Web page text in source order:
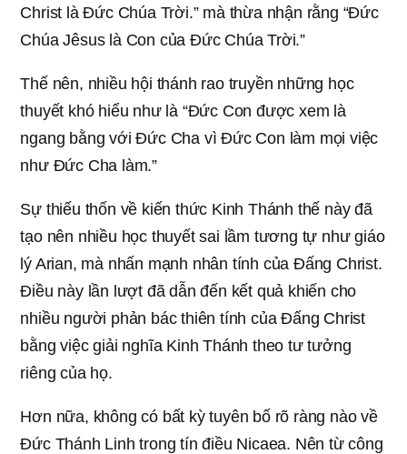
Christ là Đức Chúa Trời.” mà thừa nhận rằng “Đức
Chúa Jêsus là Con của Đức Chúa Trời.”
Thế nên, nhiều hội thánh rao truyền những học
thuyết khó hiểu như là “Đức Con được xem là
ngang bằng với Đức Cha vì Đức Con làm mọi việc
như Đức Cha làm.”
Sự thiếu thốn về kiến thức Kinh Thánh thế này đã
tạo nên nhiều học thuyết sai lầm tương tự như giáo
lý Arian, mà nhấn mạnh nhân tính của Đấng Christ.
Điều này lần lượt đã dẫn đến kết quả khiến cho
nhiều người phản bác thiên tính của Đấng Christ
bằng việc giải nghĩa Kinh Thánh theo tư tưởng
riêng của họ.
Hơn nữa, không có bất kỳ tuyên bố rõ ràng nào về
Đức Thánh Linh trong tín điều Nicaea. Nên từ công